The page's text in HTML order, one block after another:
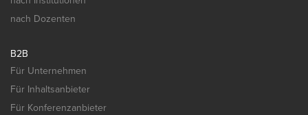
nach Dozenten
B2B
Für Unternehmen
Für Inhaltsanbieter
Für Konferenzanbieter